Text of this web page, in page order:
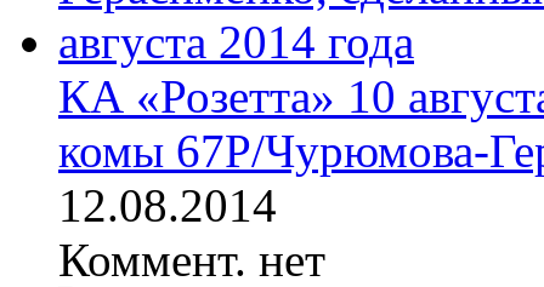
КА «Розетта» 10
комы 67P/Чурюмова-
12.08.2014
Коммент. нет